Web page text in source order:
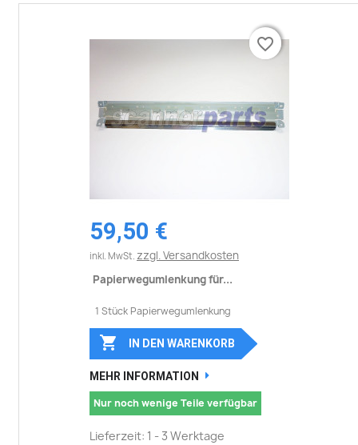
59,50 €
inkl. MwSt. zzgl. Versandkosten
Papierwegumlenkung für...
1 Stück Papierwegumlenkung
favorite_border
 IN DEN WARENKORB
MEHR INFORMATION
Nur noch wenige Teile verfügbar
Lieferzeit: 1 - 3 Werktage
favorite_border